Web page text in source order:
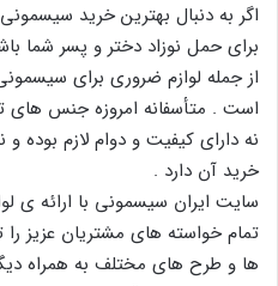
اگر به دنبال بهترین خرید
برای حمل نوزاد دختر و پسر شما
از جمله لوازم ضروری برای
است . متأسفانه امروزه جنس های
نه دارای کیفیت و دوام لازم بوده
خرید آن دارد .
سایت ایران سیسمونی با ارائه ی
تمام خواسته های مشتریان عزیز
ها و طرح های مختلف به همراه